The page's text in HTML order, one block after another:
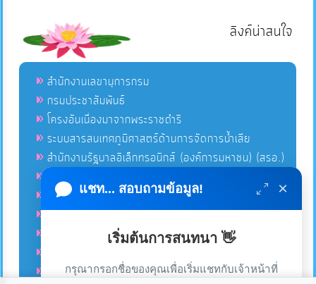
แชท... สอบถามข้อมูล! ×
เริ่มต้นการสนทนา 👋
กรุณากรอกชื่อของคุณเพื่อเริ่มแชทกับเจ้าหน้าที่
ลิงค์น่าสนใจ
สำนักงานเลขานุการกรม
กรมประชาสัมพันธ์
โครงอันเนื่องมาจากพระราชดำริ
ระบบสารสนเทศภูมิศาสตร์ด้านการจัดการน้ำเสีย
สำนักงานรัฐบาลอิเล็กทรอนิกส์ (องค์การมหาชน) (สรอ.)
โครงการอนุรักษ์พันธุกรรมพืชอันเนื่องมาจากพระราชดำริ
คลังข่าวมหาไทย
คู่มือตาม พ.ร.บ.อำนวยความสดวกฯ
ฐานข้อมูลหน่วยงานภาครัฐ (INFO)
ศูนย์อำนวยการบริหารจังหวัดชายแดนภาคใต้ ศอ.บต.